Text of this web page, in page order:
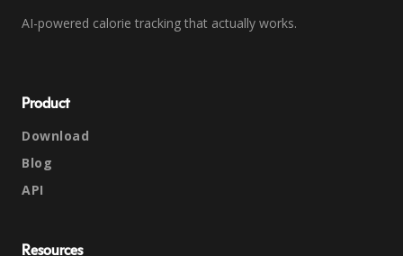
AI-powered calorie tracking that actually works.
Product
Download
Blog
API
Resources